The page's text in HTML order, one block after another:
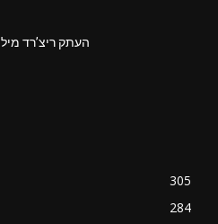
העתק ריצ’רד מיל RM 27-02 סיבי פחמן מלאים
305
284